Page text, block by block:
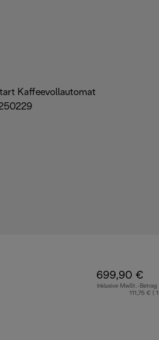
699,90 €
Inklusive MwSt.-Betrag
111,75 € (